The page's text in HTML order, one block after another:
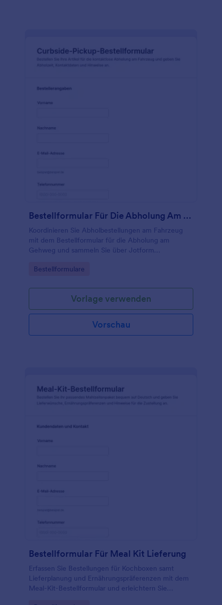
Bestellformular Für Die Abholung Am Gehweg
Koordinieren Sie Abholbestellungen am Fahrzeug
mit dem Bestellformular für die Abholung am
Gehweg und sammeln Sie über Jotform
Händler, inklusive klarer Abholabstimmung und
Go to Category:
Bestellformulare
Vorlage verwenden
Vorschau
Bestellformular Für Meal Kit Lieferung
Erfassen Sie Bestellungen für Kochboxen samt
Lieferplanung und Ernährungspräferenzen mit dem
Meal-Kit-Bestellformular und erleichtern Sie